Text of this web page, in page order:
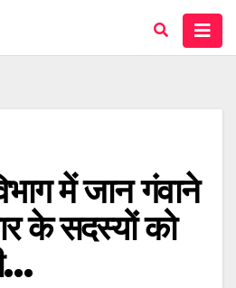
में जान गंवाने
के सदस्यों को